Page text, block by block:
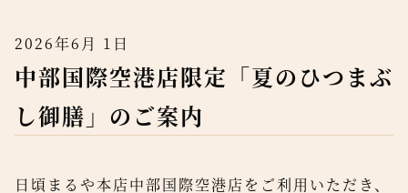
2026年6月 1日
中部国際空港店限定「夏のひつまぶ
し御膳」のご案内
日頃まるや本店中部国際空港店をご利用いただき、